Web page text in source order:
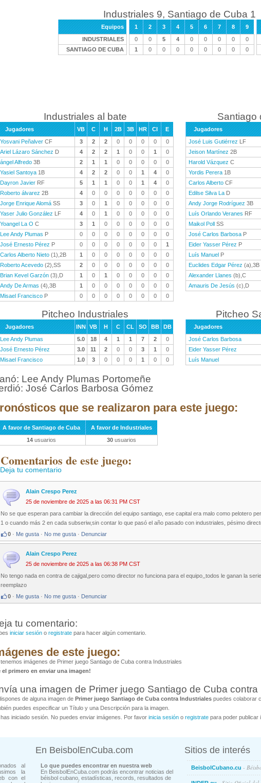
Industriales 9, Santiago de Cuba 1
Equipos 1 2 3 4 5 6 7 8 9
INDUSTRIALES
0 0 5 4 0 0 0 0 0
SANTIAGO DE CUBA
1 0 0 0 0 0 0 0 0
Industriales al bate
Jugadores VB C H 2B 3B HR CI
E
Yosvani Peñalver CF 3 2 2 0 0 0 0
0
Ariel Lázaro Sánchez D 4 2 2 1 0 0 1
0
ángel Alfredo 3B 2 1 1 0 0 0 0
0
Yasiel Santoya 1B 4 2 2 0 0 1 4
0
Dayron Javier RF 5 1 1 0 0 1 4
0
Roberto álvarez 2B 4 0 0 0 0 0 0
0
Jorge Enrique Alomá SS 3 0 1 0 0 0 0
0
Yaser Julio González LF 4 0 1 0 0 0 0
0
Yoangel La O C 3 1 0 0 0 0 0
0
Lee Andy Plumas P 0 0 0 0 0 0 0
0
José Ernesto Pérez P 0 0 0 0 0 0 0
1
Carlos Alberto Nieto (1),2B 1 0 0 0 0 0 0
0
Roberto Acevedo (2),SS 2 0 0 0 0 0 0
0
Brian Kevel Garzón (3),D 1 0 1 0 0 0 0
0
Andy De Armas (4),3B 1 0 0 0 0 0 0
0
Misael Francisco P 0 0 0 0 0 0 0 0
Santiago
Jugadores
José Luis Gutiérrez LF
Jeison Martínez 2B
Harold Vázquez C
Yordis Perera 1B
Carlos Alberto CF
Edilse Silva La D
Andy Jorge Rodríguez 3B
Luís Orlando Veranes RF
Maikol Poll SS
José Carlos Barbosa P
Eider Yasser Pérez P
Luís Manuel P
Euclides Edgar Pérez (a),3B
Alexander Llanes (b),C
Amauris De Jesús (c),D
Pitcheo Industriales
Jugadores INN VB H C CL SO BB
DB
Lee Andy Plumas
5.0 18 4 1 1 7 2
0
José Ernesto Pérez
3.0 11 2 0 0 3 1
0
Misael Francisco
1.0 3 0 0 0 1 0 0
Pitcheo
Jugadores
José Carlos Barbosa
Eider Yasser Pérez
Luís Manuel
Lee Andy Plumas Portomeñe
José Carlos Barbosa Gómez
que se realizaron para este juego:
A favor de Santiago de Cuba
A favor de Industriales
14 usuarios 30 usuarios
de este juego:
Deja tu comentario
Alain Crespo Perez
25 de noviembre de 2025 a las 06:31 PM CST
No se que esperan para cambiar la dirección del equipo santiago, ese capital era malo como pelotero
1 o cuando más 2 en cada subseriw,sin contar lo que pasó el año pasado con industriales, pésimo
0 · Me gusta · No me gusta · Denunciar
Alain Crespo Perez
25 de noviembre de 2025 a las 06:38 PM CST
No tengo nada en contra de cajigal,pero como director no funciona para el equipo,,todos le ganan la
reemplazo
0 · Me gusta · No me gusta · Denunciar
tu comentario:
iniciar sesión o registrate para hacer algún comentario.
de este juego:
imágenes de Primer juego Santiago de Cuba contra Industriales
el primero en enviar una imagen!
una imagen de Primer juego Santiago de Cuba contra
de alguna imagen de Primer juego Santiago de Cuba contra Industriales puedes colaborar
puedes especificar un Título y una Descripción para la imagen.
has iniciado sesión. No puedes enviar imágenes. Por favor inicia sesión o registrate para poder publicar
al
la
con el
En BeisbolEnCuba.com
Lo que puedes encontrar en nuestra web
En BeisbolEnCuba.com podrás encontrar noticias del
béisbol cubano, estadísticas, records, resultados de
Sitios de interés
BeisbolCubano.cu -